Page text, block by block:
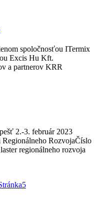
spoločnosťou ITermix
Excis Hu Kft.
a partnerov KRR
2.-3. február 2023
RozvojaČíslo
regionálneho rozvoja
5